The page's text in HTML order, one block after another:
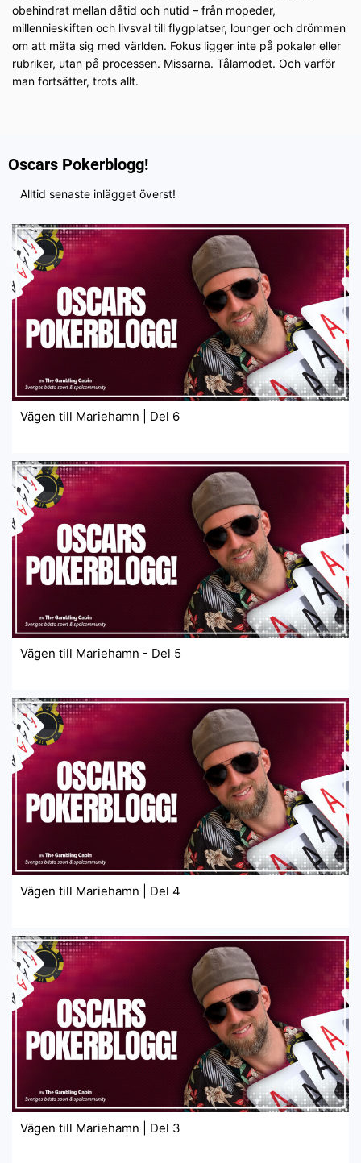
obehindrat mellan dåtid och nutid – från mopeder,
millennieskiften och livsval till flygplatser, lounger och drömmen
om att mäta sig med världen. Fokus ligger inte på pokaler eller
rubriker, utan på processen. Missarna. Tålamodet. Och varför
man fortsätter, trots allt.
Oscars Pokerblogg!
Alltid senaste inlägget överst!
Vägen till Mariehamn | Del 6
Vägen till Mariehamn - Del 5
Vägen till Mariehamn | Del 4
Vägen till Mariehamn | Del 3